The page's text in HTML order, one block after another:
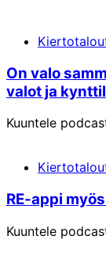
On valo
valot ja
Kuuntele
RE-appi
Kuuntele